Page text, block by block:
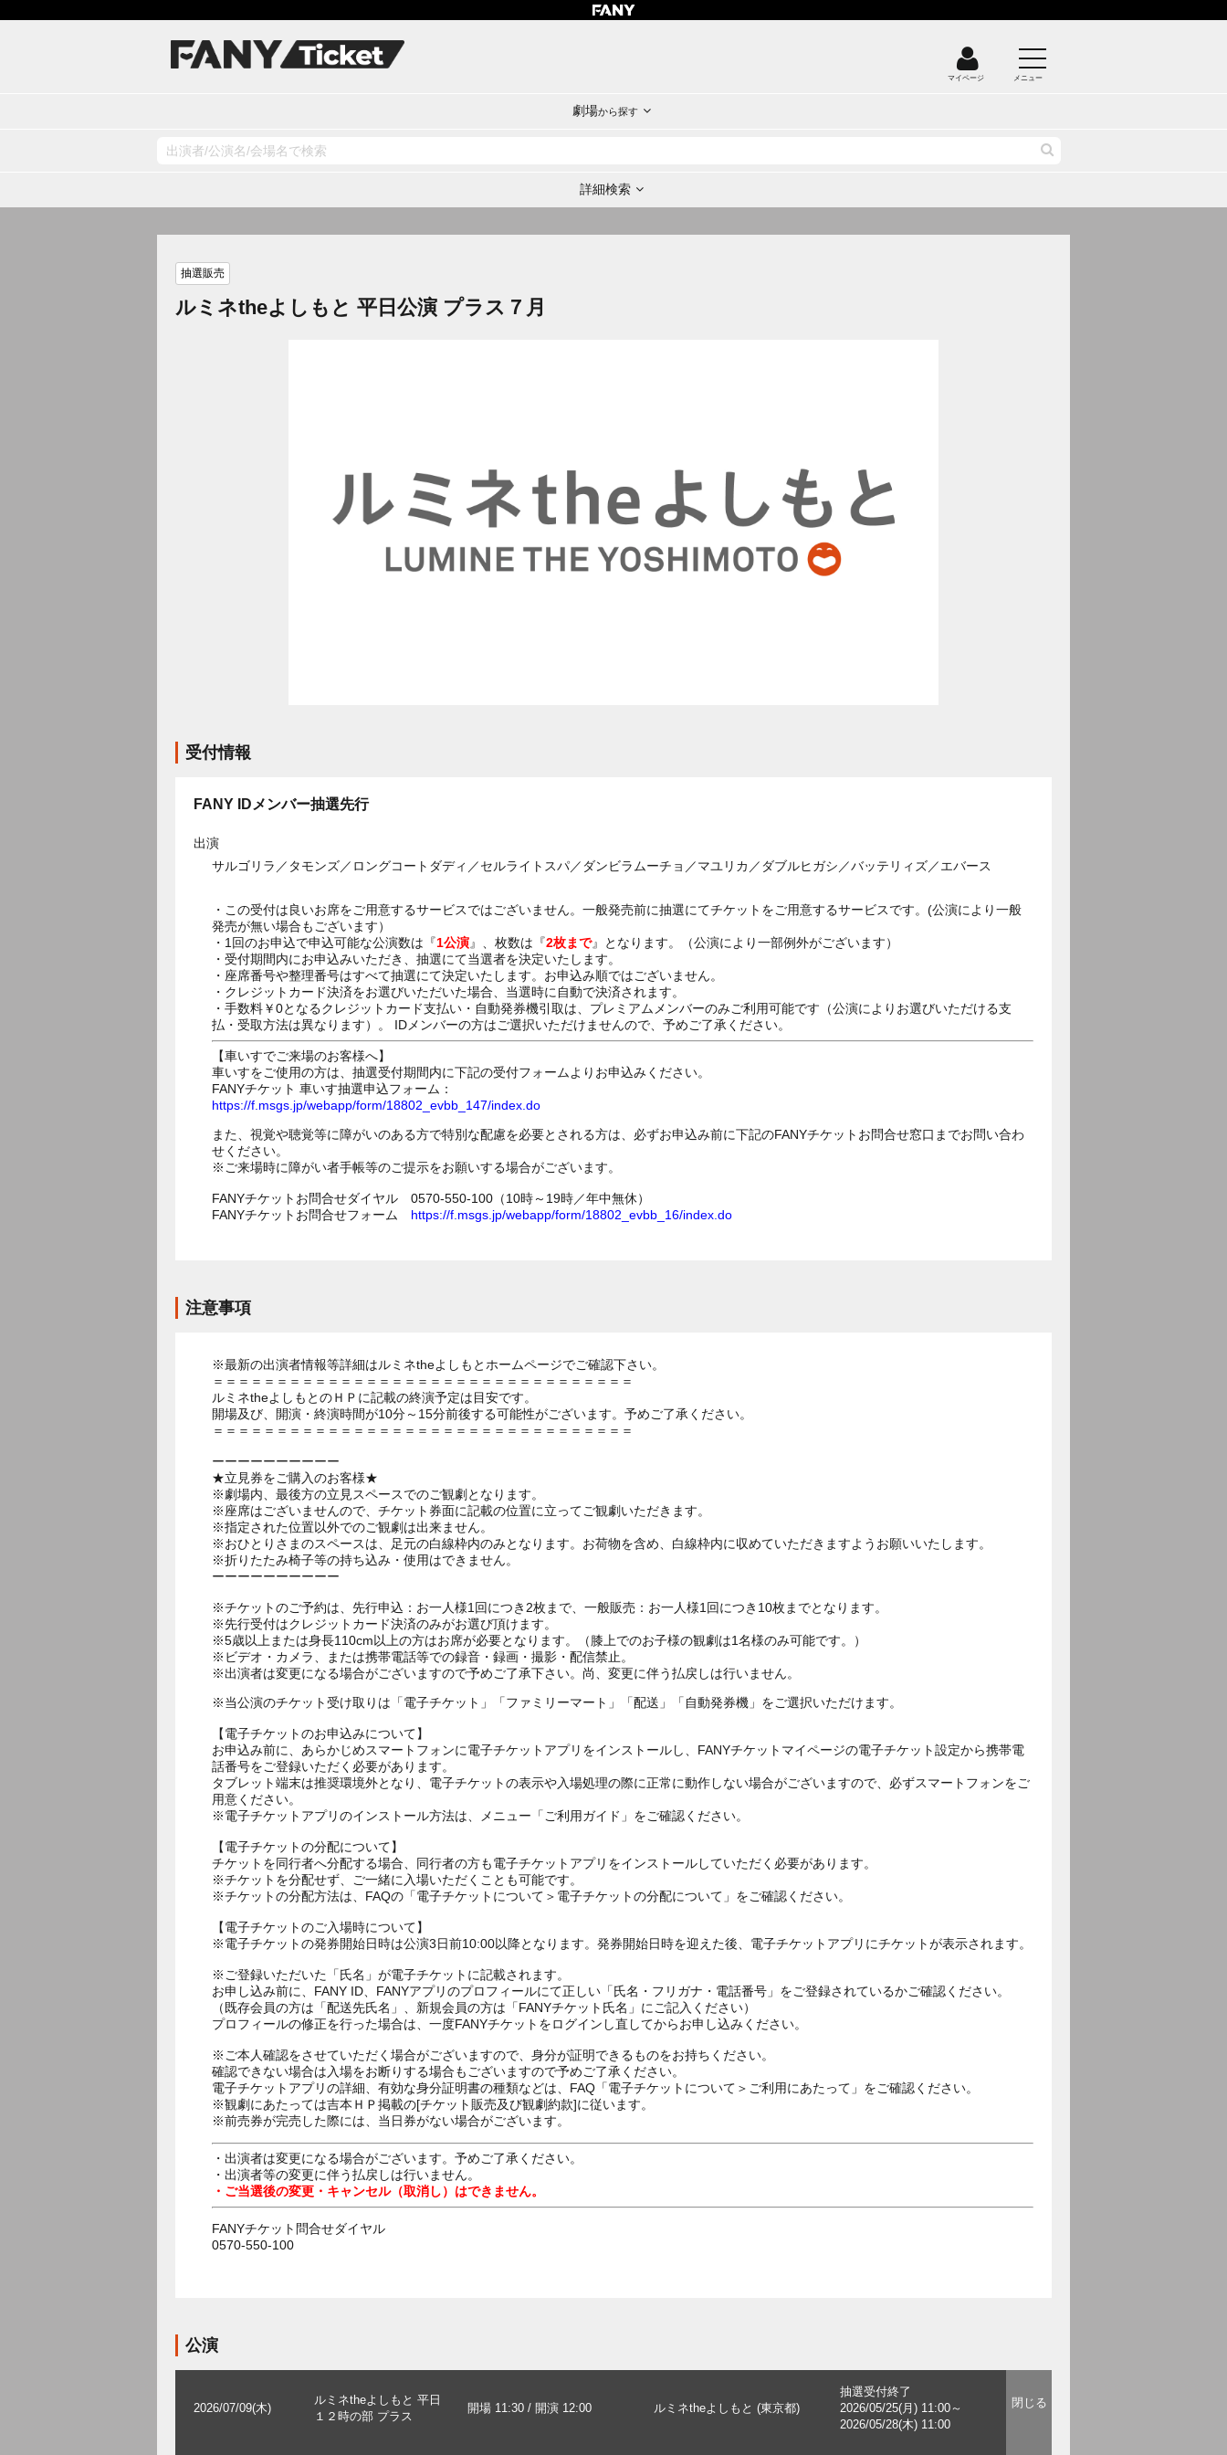
マイページ メニュー
劇場から探す
詳細検索
抽選販売
ルミネtheよしもと 平日公演 プラス７月
受付情報
FANY IDメンバー抽選先行
出演
サルゴリラ／タモンズ／ロングコートダディ／セルライトスパ／ダンビラムーチョ／マユリカ／ダブルヒガシ／バッテリィズ／エバース
・この受付は良いお席をご用意するサービスではございません。一般発売前に抽選にてチケットをご用意するサービスです。(公演により一般
発売が無い場合もございます）
・1回のお申込で申込可能な公演数は『1公演』、枚数は『2枚まで』となります。（公演により一部例外がございます）
・受付期間内にお申込みいただき、抽選にて当選者を決定いたします。
・座席番号や整理番号はすべて抽選にて決定いたします。お申込み順ではございません。
・クレジットカード決済をお選びいただいた場合、当選時に自動で決済されます。
・手数料￥0となるクレジットカード支払い・自動発券機引取は、プレミアムメンバーのみご利用可能です（公演によりお選びいただける支
払・受取方法は異なります）。 IDメンバーの方はご選択いただけませんので、予めご了承ください。
【車いすでご来場のお客様へ】
車いすをご使用の方は、抽選受付期間内に下記の受付フォームよりお申込みください。
FANYチケット 車いす抽選申込フォーム：
https://f.msgs.jp/webapp/form/18802_evbb_147/index.do
また、視覚や聴覚等に障がいのある方で特別な配慮を必要とされる方は、必ずお申込み前に下記のFANYチケットお問合せ窓口までお問い合わ
せください。
※ご来場時に障がい者手帳等のご提示をお願いする場合がございます。
FANYチケットお問合せダイヤル 0570-550-100（10時～19時／年中無休）
FANYチケットお問合せフォーム https://f.msgs.jp/webapp/form/18802_evbb_16/index.do
注意事項
※最新の出演者情報等詳細はルミネtheよしもとホームページでご確認下さい。
＝＝＝＝＝＝＝＝＝＝＝＝＝＝＝＝＝＝＝＝＝＝＝＝＝＝＝＝＝＝＝＝＝
ルミネtheよしもとのＨＰに記載の終演予定は目安です。
開場及び、開演・終演時間が10分～15分前後する可能性がございます。予めご了承ください。
＝＝＝＝＝＝＝＝＝＝＝＝＝＝＝＝＝＝＝＝＝＝＝＝＝＝＝＝＝＝＝＝＝
ーーーーーーーーーー
★立見券をご購入のお客様★
※劇場内、最後方の立見スペースでのご観劇となります。
※座席はございませんので、チケット券面に記載の位置に立ってご観劇いただきます。
※指定された位置以外でのご観劇は出来ません。
※おひとりさまのスペースは、足元の白線枠内のみとなります。お荷物を含め、白線枠内に収めていただきますようお願いいたします。
※折りたたみ椅子等の持ち込み・使用はできません。
ーーーーーーーーーー
※チケットのご予約は、先行申込：お一人様1回につき2枚まで、一般販売：お一人様1回につき10枚までとなります。
※先行受付はクレジットカード決済のみがお選び頂けます。
※5歳以上または身長110cm以上の方はお席が必要となります。（膝上でのお子様の観劇は1名様のみ可能です。）
※ビデオ・カメラ、または携帯電話等での録音・録画・撮影・配信禁止。
※出演者は変更になる場合がございますので予めご了承下さい。尚、変更に伴う払戻しは行いません。
※当公演のチケット受け取りは「電子チケット」「ファミリーマート」「配送」「自動発券機」をご選択いただけます。
【電子チケットのお申込みについて】
お申込み前に、あらかじめスマートフォンに電子チケットアプリをインストールし、FANYチケットマイページの電子チケット設定から携帯電
話番号をご登録いただく必要があります。
タブレット端末は推奨環境外となり、電子チケットの表示や入場処理の際に正常に動作しない場合がございますので、必ずスマートフォンをご
用意ください。
※電子チケットアプリのインストール方法は、メニュー「ご利用ガイド」をご確認ください。
【電子チケットの分配について】
チケットを同行者へ分配する場合、同行者の方も電子チケットアプリをインストールしていただく必要があります。
※チケットを分配せず、ご一緒に入場いただくことも可能です。
※チケットの分配方法は、FAQの「電子チケットについて＞電子チケットの分配について」をご確認ください。
【電子チケットのご入場時について】
※電子チケットの発券開始日時は公演3日前10:00以降となります。発券開始日時を迎えた後、電子チケットアプリにチケットが表示されます。
※ご登録いただいた「氏名」が電子チケットに記載されます。
お申し込み前に、FANY ID、FANYアプリのプロフィールにて正しい「氏名・フリガナ・電話番号」をご登録されているかご確認ください。
（既存会員の方は「配送先氏名」、新規会員の方は「FANYチケット氏名」にご記入ください）
プロフィールの修正を行った場合は、一度FANYチケットをログインし直してからお申し込みください。
※ご本人確認をさせていただく場合がございますので、身分が証明できるものをお持ちください。
確認できない場合は入場をお断りする場合もございますので予めご了承ください。
電子チケットアプリの詳細、有効な身分証明書の種類などは、FAQ「電子チケットについて＞ご利用にあたって」をご確認ください。
※観劇にあたっては吉本ＨＰ掲載の[チケット販売及び観劇約款]に従います。
※前売券が完売した際には、当日券がない場合がございます。
・出演者は変更になる場合がございます。予めご了承ください。
・出演者等の変更に伴う払戻しは行いません。
・ご当選後の変更・キャンセル（取消し）はできません。
FANYチケット問合せダイヤル
0570-550-100
公演
2026/07/09(木)
ルミネtheよしもと 平日
１２時の部 プラス
開場 11:30 / 開演 12:00 ルミネtheよしもと (東京都)
抽選受付終了
2026/05/25(月) 11:00～
2026/05/28(木) 11:00